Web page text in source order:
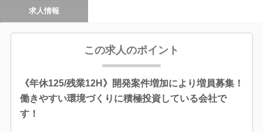
求人情報
この求人のポイント
《年休125/残業12H》開発案件増加により増員募集！
働きやすい環境づくりに積極投資している会社で
す！